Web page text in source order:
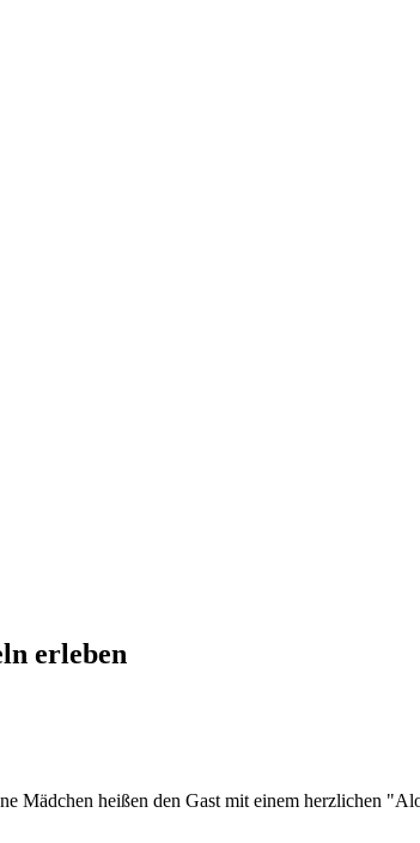
erleben
Mädchen heißen den Gast mit einem herzlichen